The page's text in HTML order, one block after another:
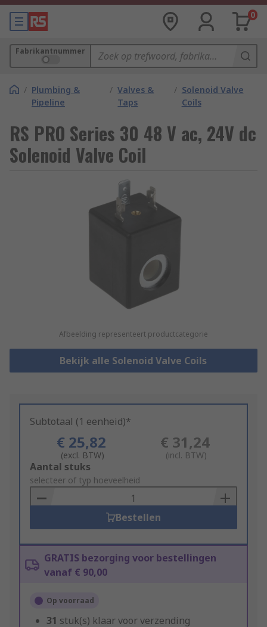
0
Fabrikantnummer
/ Plumbing &
Pipeline
/ Valves &
Taps
/ Solenoid Valve
Coils
RS PRO Series 30 48 V ac, 24V dc
Solenoid Valve Coil
Afbeelding representeert productcategorie
Bekijk alle Solenoid Valve Coils
Subtotaal (1 eenheid)*
€ 25,82
(excl. BTW)
€ 31,24
(incl. BTW)
Add
to
Basket
Aantal stuks
selecteer of typ hoeveelheid
Bestellen
GRATIS bezorging voor bestellingen
vanaf € 90,00
Op voorraad
31 stuk(s) klaar voor verzending